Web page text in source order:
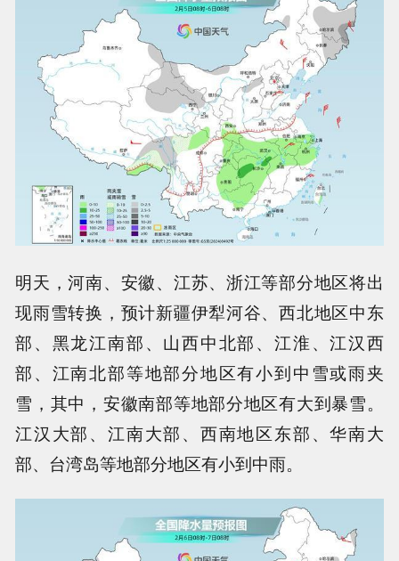
明天，河南、安徽、江苏、浙江等部分地区将出
现雨雪转换，预计新疆伊犁河谷、西北地区中东
部、黑龙江南部、山西中北部、江淮、江汉西
部、江南北部等地部分地区有小到中雪或雨夹
雪，其中，安徽南部等地部分地区有大到暴雪。
江汉大部、江南大部、西南地区东部、华南大
部、台湾岛等地部分地区有小到中雨。